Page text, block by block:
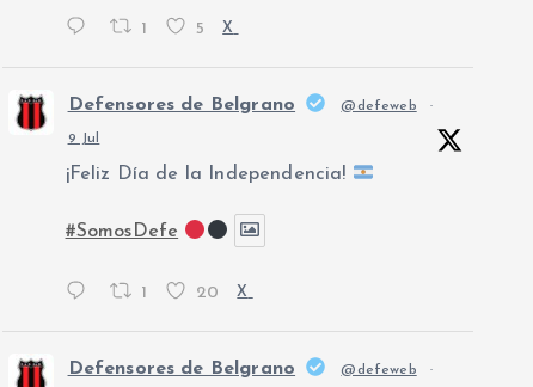
1 5 X
Defensores de Belgrano @defeweb ·
9 Jul
¡Feliz Día de la Independencia!
#SomosDefe
1 20 X
Defensores de Belgrano @defeweb ·